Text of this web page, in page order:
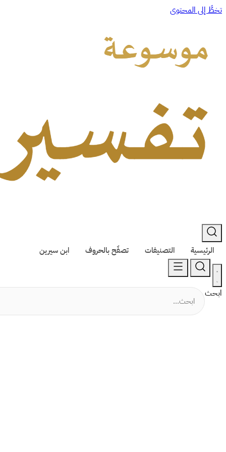
تخطَّ إلى المحتوى
الرئيسية التصنيفات تصفّح بالحروف ابن سيرين
ابحث